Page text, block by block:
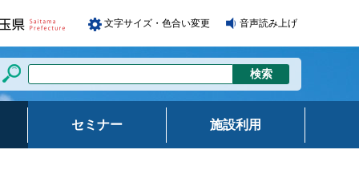
文字サイズ・色合い変更 音声読み上げ
セミナー 施設利用